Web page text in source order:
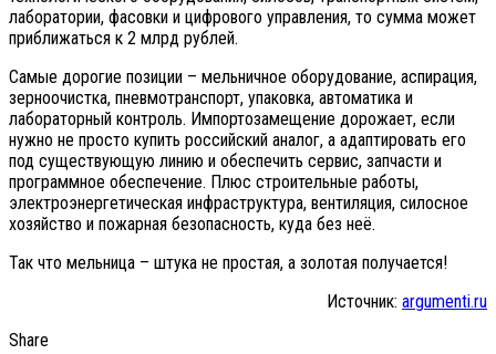
лаборатории, фасовки и цифрового управления, то сумма может
приближаться к 2 млрд рублей.
Самые дорогие позиции – мельничное оборудование, аспирация,
зерноочистка, пневмотранспорт, упаковка, автоматика и
лабораторный контроль. Импортозамещение дорожает, если
нужно не просто купить российский аналог, а адаптировать его
под существующую линию и обеспечить сервис, запчасти и
программное обеспечение. Плюс строительные работы,
электроэнергетическая инфраструктура, вентиляция, силосное
хозяйство и пожарная безопасность, куда без неё.
Так что мельница – штука не простая, а золотая получается!
Источник: argumenti.ru
Share